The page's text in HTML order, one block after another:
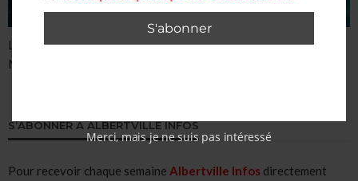
Le son de ta Savoie
M2S
S’ABONNER À ALBERTVILLE INFOS
Pour recevoir chaque semaine Albertville Infos directement
Merci, mais je ne suis pas intéressé